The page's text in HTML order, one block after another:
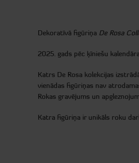
Dekoratīvā figūriņa De Rosa
2025. gads pēc ķīniešu
Katrs De Rosa kolekcijas
vienādas figūriņas nav
Rokas gravējums un
Katra figūriņa ir unikāls roku